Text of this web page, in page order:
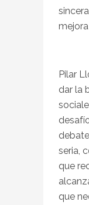
mejora
Pilar
dar la
seria,
que
que